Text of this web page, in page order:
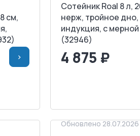
cм,
>
Сотейник Roal 8 л,
нерж, тройное дно,
индукция, с
(32946)
4 875 ₽
Обновлено 28.07.2026